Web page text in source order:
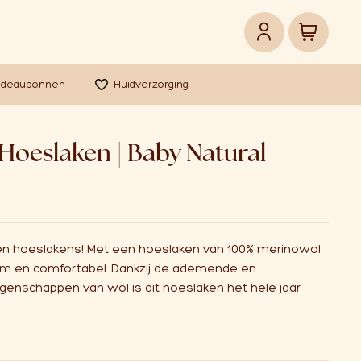
Huidverzorging
| Baby Natural
hoeslakens! Met een hoeslaken van 100% merinowol
en comfortabel. Dankzij de ademende en
van wol is dit hoeslaken het hele jaar